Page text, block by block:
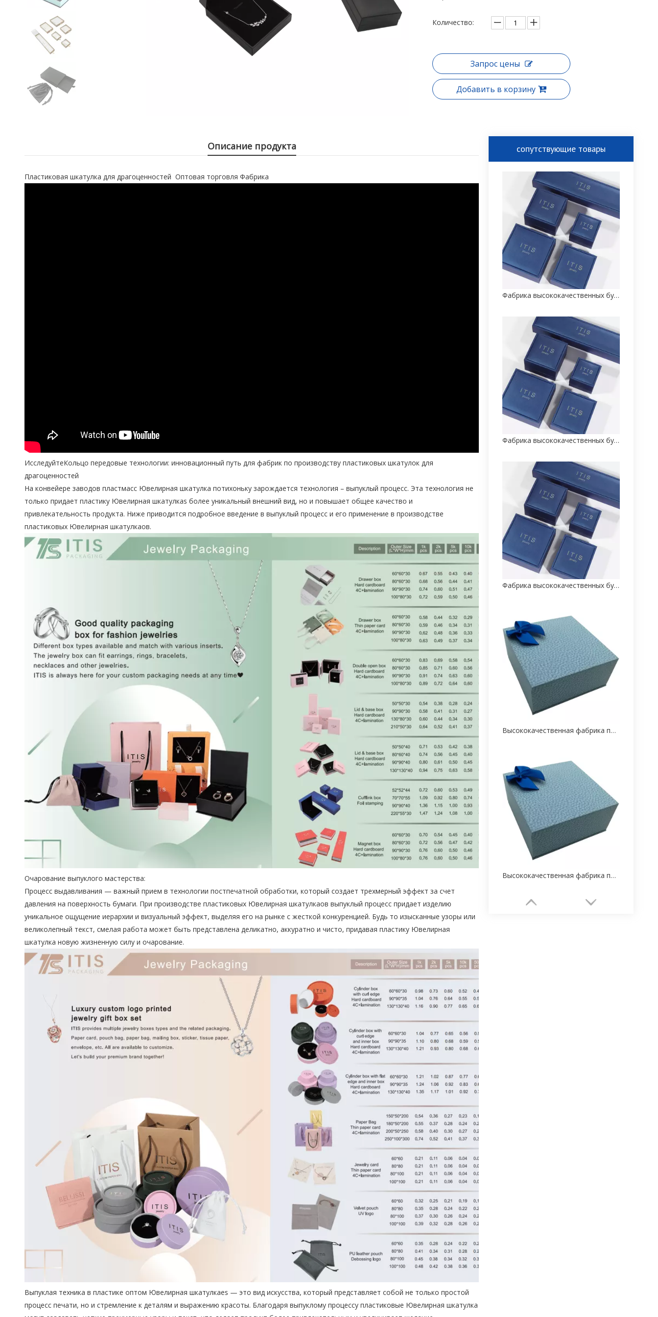
Количество:
Запрос цены
Добавить в корзину
Описание продукта
Пластиковая шкатулка для драгоценностей Оптовая торговля Фабрика
ИсследуйтеКольцо передовые технологии: инновационный путь для фабрик по производству пластиковых шкатулок для
драгоценностей
На конвейере заводов пластмасс Ювелирная шкатулка потихоньку зарождается технология – выпуклый процесс. Эта технология не
только придает пластику Ювелирная шкатулкаs более уникальный внешний вид, но и повышает общее качество и
привлекательность продукта. Ниже приводится подробное введение в выпуклый процесс и его применение в производстве
пластиковых Ювелирная шкатулкаов.
Очарование выпуклого мастерства:
Процесс выдавливания — важный прием в технологии постпечатной обработки, который создает трехмерный эффект за счет
давления на поверхность бумаги. При производстве пластиковых Ювелирная шкатулкаов выпуклый процесс придает изделию
уникальное ощущение иерархии и визуальный эффект, выделяя его на рынке с жесткой конкуренцией. Будь то изысканные узоры или
великолепный текст, смелая работа может быть представлена ​​деликатно, аккуратно и чисто, придавая пластику Ювелирная
шкатулка новую жизненную силу и очарование.
Выпуклая техника в пластике оптом Ювелирная шкатулкаes — это вид искусства, который представляет собой не только простой
процесс печати, но и стремление к деталям и выражению красоты. Благодаря выпуклому процессу пластиковые Ювелирная шкатулка
сопутствующие товары
Фабрика высококачественных бумажных коробок для ювелирных изделий на заказ
Фабрика высококачественных бумажных коробок для ювелирных изделий на заказ
Фабрика высококачественных бумажных коробок для ювелирных изделий на заказ
Высококачественная фабрика по упаковке коробок для сережек OEM из Китая
Высококачественная фабрика по упаковке коробок для сережек OEM из Китая